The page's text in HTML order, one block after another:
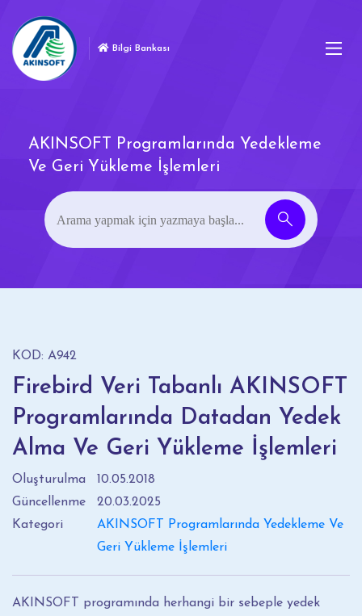
Bilgi Bankası
AKINSOFT Programlarında Yedekleme
Ve Geri Yükleme İşlemleri
KOD: A942
Firebird Veri Tabanlı AKINSOFT
Programlarında Datadan Yedek
Alma Ve Geri Yükleme İşlemleri
Oluşturulma
10.05.2018
Güncellenme
20.03.2025
Kategori
AKINSOFT Programlarında Yedekleme Ve
Geri Yükleme İşlemleri
AKINSOFT programında herhangi bir sebeple yedek